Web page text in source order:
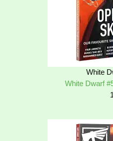
White
White Dwarf